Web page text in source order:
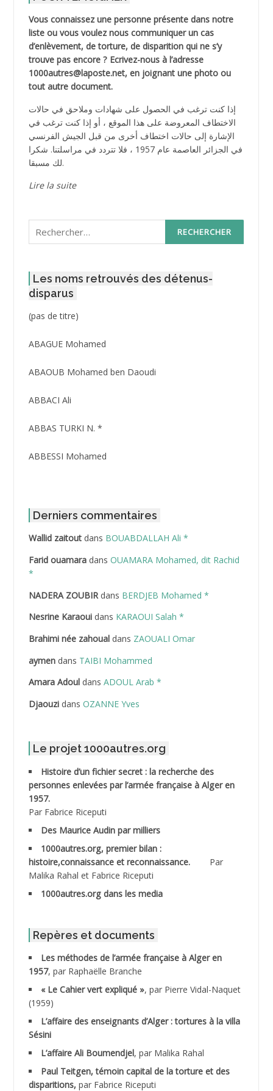
Vous connaissez une personne présente dans notre
liste ou vous voulez nous communiquer un cas
d’enlèvement, de torture, de disparition qui ne s’y
trouve pas encore ? Ecrivez-nous à l’adresse
1000autres@laposte.net, en joignant une photo ou
tout autre document.
إذا كنت ترغب في الحصول على شهادات وملاحق في حالات
الاختطاف المعروضة على هذا الموقع ، أو إذا كنت ترغب في
الإشارة إلى حالات اختطاف أخرى من قبل الجيش الفرنسي
في الجزائر العاصمة عام 1957 ، فلا تتردد في مراسلتنا. شكرا
لك مسبقا.
Lire la suite
Rechercher :
Les noms retrouvés des détenus-
disparus
(pas de titre)Post
3416
ABAGUE Mohamed
ABAOUB Mohamed ben Daoudi
ABBACI Ali
ABBAS TURKI N. *
ABBESSI Mohamed
ABDAT Amar
ABDEDDAIM Hamid
ABDELAZIZ Mohamed
ABDELHAFID Lakhdar
ABDELLI Mohamed
ABDELLI Mohamed *
ABDELMOUMENE Ahmed
ABDESMED Mohamed ben Kaddour
ABDESSELAMI Kouider
ABDESSLEM Ahmed dit le Coiffeur
ABDOUDOU
ABID Mohamed
ABNOUN Salah
ACHACHE M.*
ACHLAF Ali
ADALMI
Derniers commentaires
Wallid zaitoutdans BOUABDALLAH Ali *
Farid ouamaradans OUAMARA Mohamed, dit Rachid
*
NADERA ZOUBIRdans BERDJEB Mohamed *
Nesrine Karaouidans KARAOUI Salah *
Brahimi née zahoualdans ZAOUALI Omar
aymendans TAIBI Mohammed
Amara Adouldans ADOUL Arab *
Djaouzidans OZANNE Yves
Le projet 1000autres.org
Histoire d’un fichier secret : la recherche des
personnes enlevées par l’armée française à Alger en
1957.
Par Fabrice Riceputi
Des Maurice Audin par milliers
1000autres.org, premier bilan :
histoire,connaissance et reconnaissance.
Par
Malika Rahal et Fabrice Riceputi
1000autres.org dans les media
Repères et documents
Les méthodes de l’armée française à Alger en
1957, par Raphaëlle Branche
« Le Cahier vert expliqué », par Pierre Vidal-Naquet
(1959)
L’affaire des enseignants d’Alger : tortures à la villa
Sésini
L’affaire Ali Boumendjel, par Malika Rahal
Paul Teitgen, témoin capital de la torture et des
disparitions, par Fabrice Riceputi